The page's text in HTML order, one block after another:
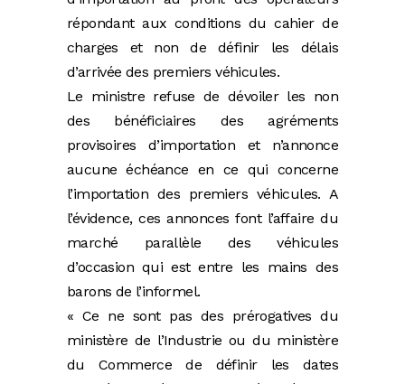
répondant aux conditions du cahier de
charges et non de définir les délais
d’arrivée des premiers véhicules.
Le ministre refuse de dévoiler les non
des bénéficiaires des agréments
provisoires d’importation et n’annonce
aucune échéance en ce qui concerne
l’importation des premiers véhicules. A
l’évidence, ces annonces font l’affaire du
marché parallèle des véhicules
d’occasion qui est entre les mains des
barons de l’informel.
« Ce ne sont pas des prérogatives du
ministère de l’Industrie ou du ministère
du Commerce de définir les dates